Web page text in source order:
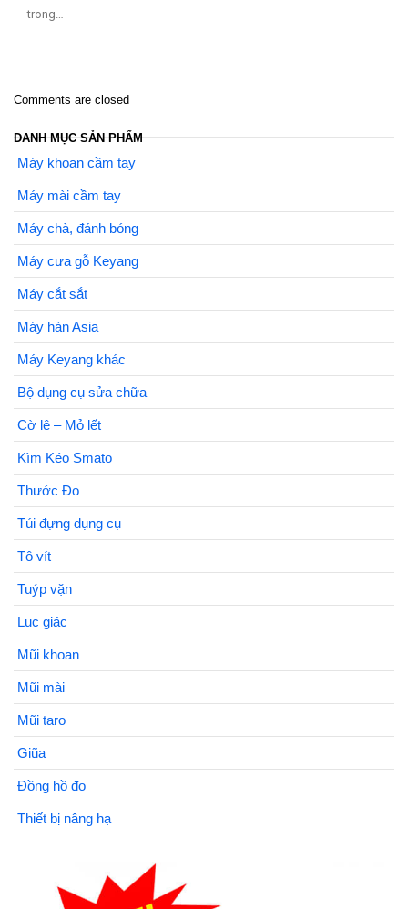
trong…
Comments are closed
DANH MỤC SẢN PHẨM
Máy khoan cầm tay
Máy mài cầm tay
Máy chà, đánh bóng
Máy cưa gỗ Keyang
Máy cắt sắt
Máy hàn Asia
Máy Keyang khác
Bộ dụng cụ sửa chữa
Cờ lê – Mỏ lết
Kìm Kéo Smato
Thước Đo
Túi đựng dụng cụ
Tô vít
Tuýp vặn
Lục giác
Mũi khoan
Mũi mài
Mũi taro
Giũa
Đồng hồ đo
Thiết bị nâng hạ